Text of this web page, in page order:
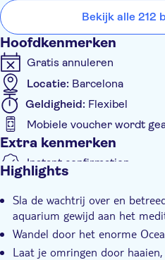
Met uw ticket kunt u ook de
Planeta Aqua en Explora!
voor de ontwikkeling van onze
kunnen er de onderwaterwereld
zintuigen. Na uw bezoek kunt u
verschillende diensten die
winkel, de souvenirfotowinkel en
Bekijk alle 212
Hoofdkenmerken
Gratis annuleren
Locatie: Barcelona
Geldigheid: Flexibel
Mobiele voucher wordt
Extra kenmerken
Instant confirmation
Skip the line
Regenachtige dag
Highlights
Sla de wachtrij over en
aquarium gewijd aan het
Wandel door het enorme
Laat je omringen door